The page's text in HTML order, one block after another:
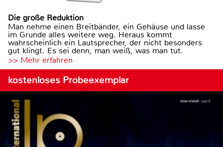
Die große Reduktion
Man nehme einen Breitbänder, ein Gehäuse und lasse
im Grunde alles weitere weg. Heraus kommt
wahrscheinlich ein Lautsprecher, der nicht besonders
gut klingt. Es sei denn, man weiß, was man tut.
>> Mehr erfahren
kostenloses Probeexemplar